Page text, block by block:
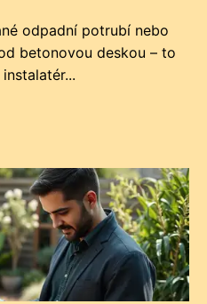
odpadní potrubí nebo
betonovou deskou – to